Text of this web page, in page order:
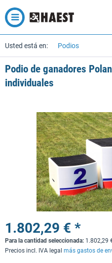
Usted está en: Podios
Podio de ganadores
individuales
1.802,29 € *
Para la cantidad seleccionada: 1.802,29
Precios incl. IVA legal más gastos de